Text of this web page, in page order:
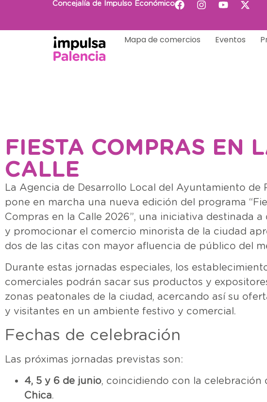
Concejalía de Impulso Económico
Mapa de comercios Eventos
FIESTA COMPRAS EN
CALLE
La Agencia de Desarrollo Local del Ayuntamiento de
pone en marcha una nueva edición del programa
Compras en la Calle 2026”, una iniciativa destinada a
y promocionar el comercio minorista de la ciudad
dos de las citas con mayor afluencia de público del
Durante estas jornadas especiales, los
comerciales podrán sacar sus productos y
zonas peatonales de la ciudad, acercando así su
y visitantes en un ambiente festivo y comercial.
Fechas de celebración
Las próximas jornadas previstas son:
4, 5 y 6 de junio, coincidiendo con la celebración
Chica.